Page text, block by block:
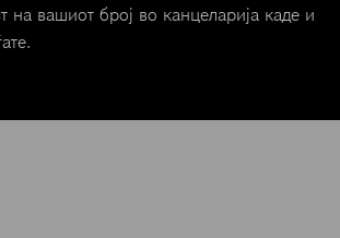
на вашиот број во канцеларија каде и